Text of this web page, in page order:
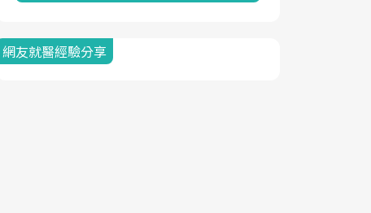
網友就醫經驗分享